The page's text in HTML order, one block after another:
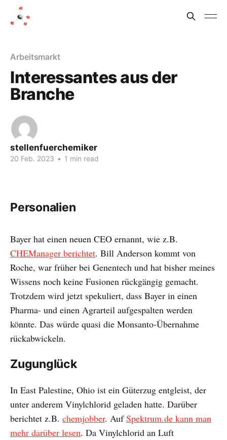
Arbeitsmarkt
Interessantes aus der
Branche
stellenfuerchemiker
20 Feb. 2023 • 1 min read
Personalien
Bayer hat einen neuen CEO ernannt, wie z.B.
CHEManager berichtet. Bill Anderson kommt von
Roche, war früher bei Genentech und hat bisher meines
Wissens noch keine Fusionen rückgängig gemacht.
Trotzdem wird jetzt spekuliert, dass Bayer in einen
Pharma- und einen Agrarteil aufgespalten werden
könnte. Das würde quasi die Monsanto-Übernahme
rückabwickeln.
Zugunglück
In East Palestine, Ohio ist ein Güterzug entgleist, der
unter anderem Vinylchlorid geladen hatte. Darüber
berichtet z.B. chemjobber. AufSpektrum.de kann man
mehr darüber lesen. Da Vinylchlorid an Luft